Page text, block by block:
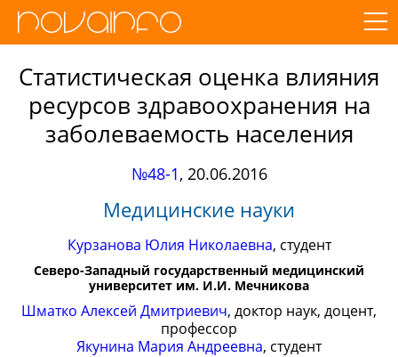
Статистическая оценка влияния
ресурсов здравоохранения на
заболеваемость населения
№48-1, 20.06.2016
Медицинские науки
Курзанова Юлия Николаевна, студент
Северо-Западный государственный медицинский
университет им. И.И. Мечникова
Шматко Алексей Дмитриевич, доктор наук, доцент,
профессор
Якунина Мария Андреевна, студент